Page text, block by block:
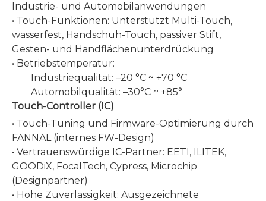
Industrie- und Automobilanwendungen
• Touch-Funktionen: Unterstützt Multi-Touch,
wasserfest, Handschuh-Touch, passiver Stift,
Gesten- und Handflächenunterdrückung
• Betriebstemperatur:
Industriequalität: –20 °C ~ +70 °C
Automobilqualität: –30°C ~ +85°
Touch-Controller (IC)
• Touch-Tuning und Firmware-Optimierung durch
FANNAL (internes FW-Design)
• Vertrauenswürdige IC-Partner: EETI, ILITEK,
GOODiX, FocalTech, Cypress, Microchip
(Designpartner)
• Hohe Zuverlässigkeit: Ausgezeichnete